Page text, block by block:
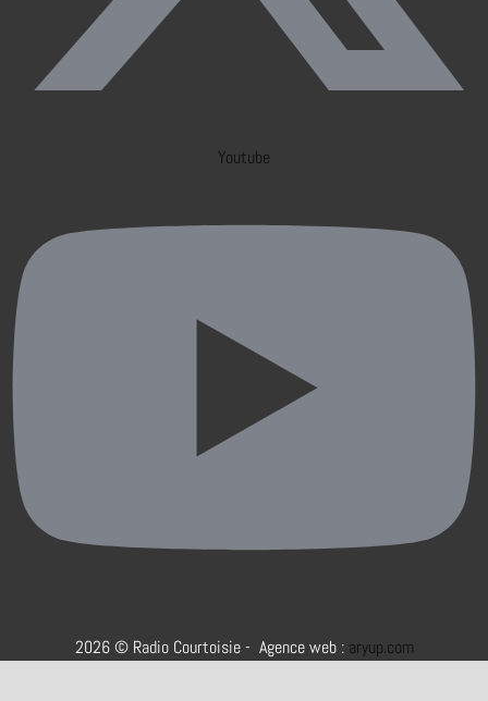
Youtube
2026 © Radio Courtoisie - Agence web : aryup.com